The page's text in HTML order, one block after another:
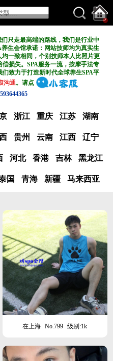
只走最高端的路线，我们是行业中
生会馆承诺：网站技师均为真实生
一致相同，个别技师本人比照片更
损失。SPA服务一流，按摩手法专
们致力于打造新时代全球养生SPA平
沟通。请点
浙江 重庆 江苏 湖南
贵州 云南 江西 辽宁
河北 香港 吉林 黑龙江
国 青海 新疆 马来西亚
在上海 No.799 级别:1k